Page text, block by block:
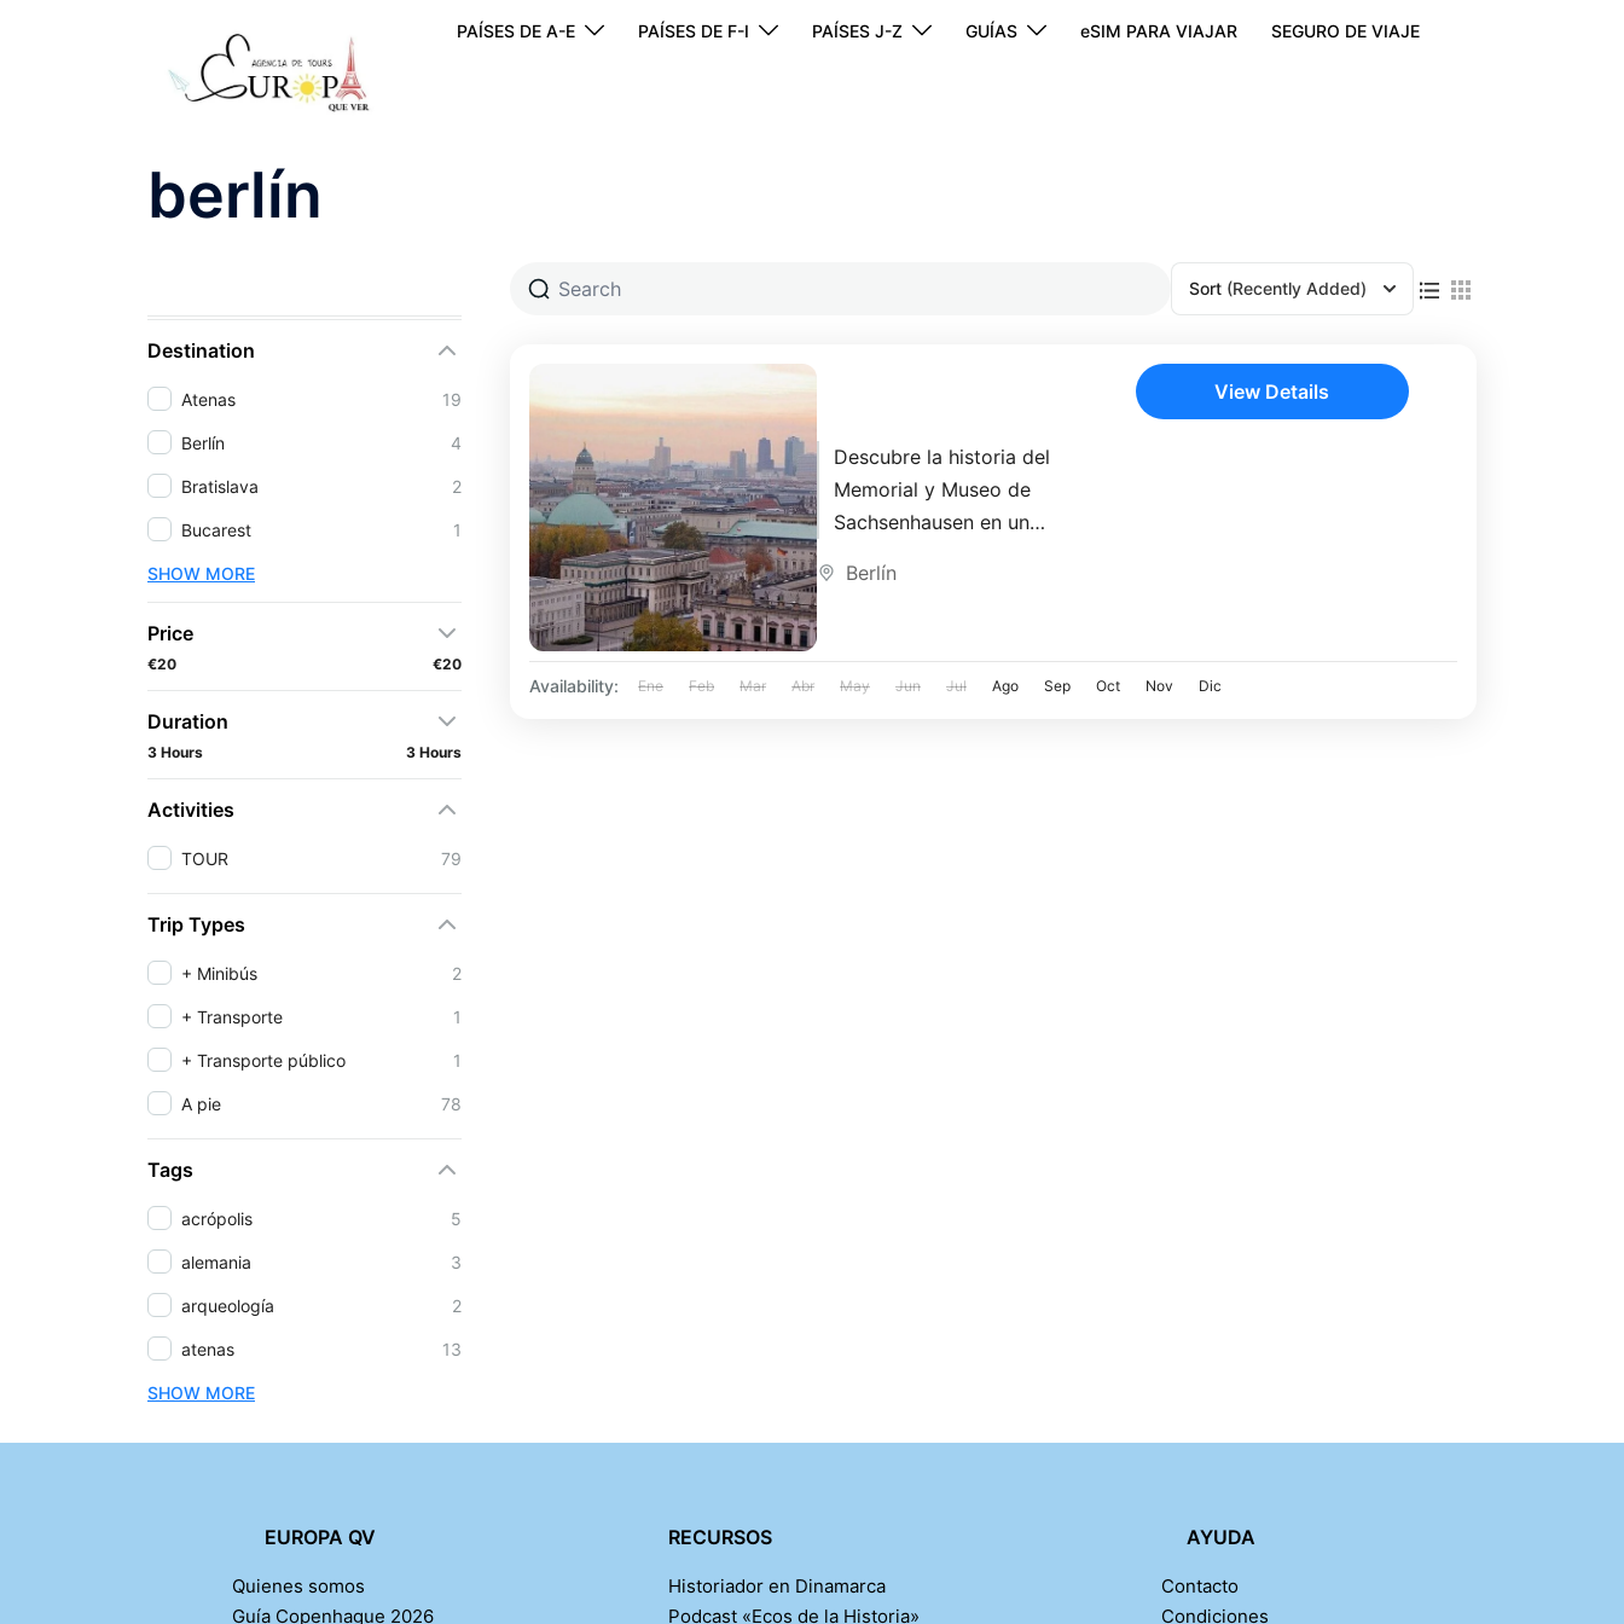
PAÍSES DE A-E PAÍSES DE F-I PAÍSES J-Z GUÍAS eSIM PARA VIAJAR SEGURO DE VIAJE
berlín
Destination
Atenas 19
Berlín 4
Bratislava 2
Bucarest 1
SHOW MORE
Price
€20 €20
Duration
3 Hours 3 Hours
Activities
TOUR 79
Trip Types
+ Minibús 2
+ Transporte 1
+ Transporte público 1
A pie 78
Tags
acrópolis 5
alemania 3
arqueología 2
atenas 13
SHOW MORE
Sort (Recently Added)
Descubre la historia del
Memorial y Museo de
Sachsenhausen en un
desde Berlín. Durante este tour
Berlín
View Details
Availability: Ene Feb Mar Abr May Jun Jul Ago Sep Oct Nov Dic
EUROPA QV RECURSOS AYUDA
Quienes somos
Guía Copenhague 2026
Historiador en Dinamarca
Podcast «Ecos de la Historia»
Contacto
Condiciones